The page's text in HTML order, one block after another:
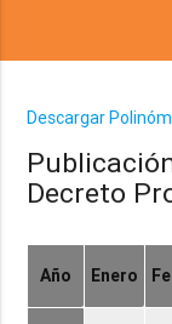
Descargar
Decreto
Año Enero